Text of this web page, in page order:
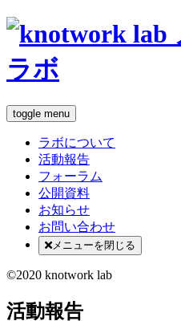
toggle menu
ラボについて
活動報告
フォーラム
公開資料
お知らせ
お問い合わせ
メニューを閉じる
©2020 knotwork lab
活動報告